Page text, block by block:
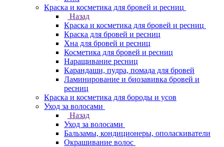
Краска и косметика для бровей и ресниц
Назад
Краска и косметика для бровей и ресниц
Краска для бровей и ресниц
Хна для бровей и ресниц
Косметика для бровей и ресниц
Наращивание ресниц
Карандаши, пудра, помада для бровей
Ламинирование и биозавивка бровей и
ресниц
Краска и косметика для бороды и усов
Уход за волосами
Назад
Уход за волосами
Бальзамы, кондиционеры, ополаскиватели
Окрашивание волос